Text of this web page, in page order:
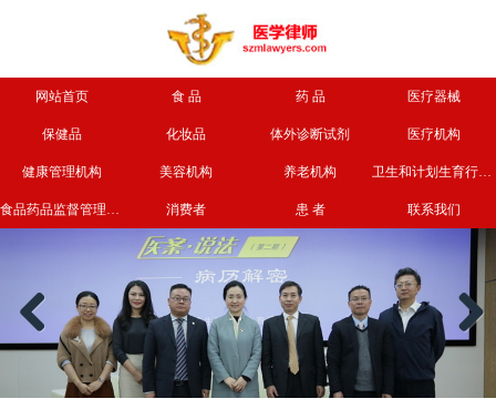
网站首页 食 品 药 品 医疗器械
保健品 化妆品 体外诊断试剂 医疗机构
健康管理机构 美容机构 养老机构 卫生和计划生育行政部门
食品药品监督管理部门 消费者 患 者 联系我们
Previous Next